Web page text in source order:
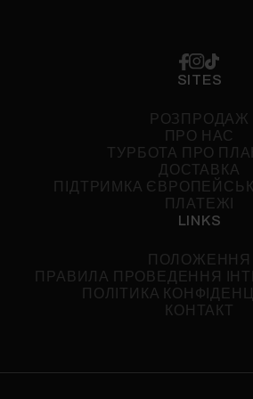
SITES
РОЗПРОДАЖ
ПРО НАС
ТУРБОТА ПРО
ДОСТАВКА
ПІДТРИМКА
ПЛАТЕЖІ
LINKS
ПОЛОЖЕННЯ
ПРАВИЛА ПРОВЕДЕННЯ
ПОЛІТИКА
КОНТАКТ